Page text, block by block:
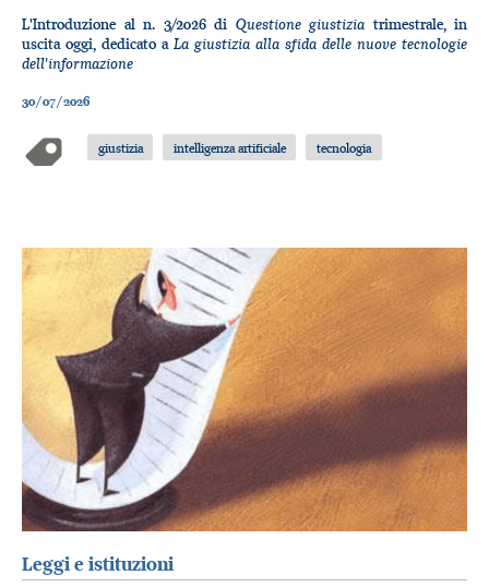
L'Introduzione al n. 3/2026 di Questione giustizia trimestrale, in
uscita oggi, dedicato a La giustizia alla sfida delle nuove tecnologie
dell'informazione
30/07/2026
giustizia intelligenza artificiale tecnologia
Leggi e istituzioni